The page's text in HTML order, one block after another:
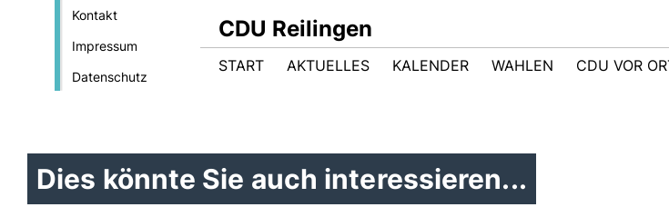
Kontakt
Impressum
Datenschutz
CDU Reilingen
START AKTUELLES KALENDER WAHLEN CDU VOR
Dies könnte Sie auch interessieren...